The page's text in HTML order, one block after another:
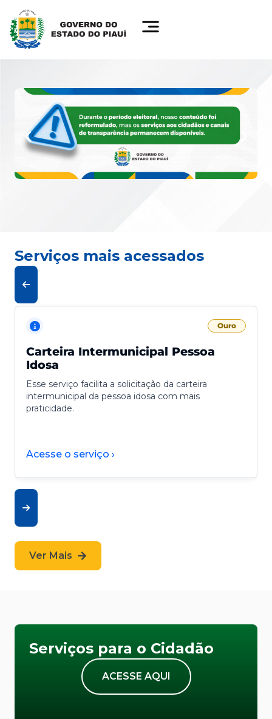
Serviços mais acessados
Ouro
Carteira Intermunicipal Pessoa
Idosa
Esse serviço facilita a solicitação da carteira
intermunicipal da pessoa idosa com mais
praticidade.
Acesse o serviço ›
Ver Mais
Serviços para o Cidadão
ACESSE AQUI